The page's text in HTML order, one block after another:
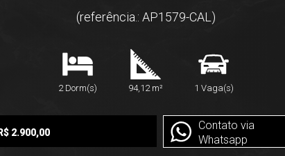
(referência.: AP1579-CAL)
2 Dorm(s) 94,12 m² 1 Vaga(s)
R$ 2.900,00
Contato via
Whatsapp